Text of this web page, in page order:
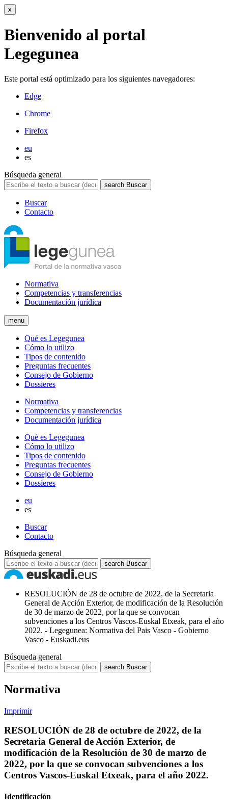
x
Bienvenido al portal
Legegunea
Este portal está optimizado para los siguientes navegadores:
Edge
Chrome
Firefox
eu
es
Búsqueda general
search Buscar
Buscar
Contacto
Normativa
Competencias y transferencias
Documentación jurídica
menu
Qué es Legegunea
Cómo lo utilizo
Tipos de contenido
Preguntas frecuentes
Consejo de Gobierno
Dossieres
Normativa
Competencias y transferencias
Documentación jurídica
Qué es Legegunea
Cómo lo utilizo
Tipos de contenido
Preguntas frecuentes
Consejo de Gobierno
Dossieres
eu
es
Buscar
Contacto
Búsqueda general
search Buscar
RESOLUCIÓN de 28 de octubre de 2022, de la Secretaria
General de Acción Exterior, de modificación de la Resolución
de 30 de marzo de 2022, por la que se convocan
subvenciones a los Centros Vascos-Euskal Etxeak, para el año
2022. - Legegunea: Normativa del Pais Vasco - Gobierno
Vasco - Euskadi.eus
Búsqueda general
search Buscar
Normativa
Imprimir
RESOLUCIÓN de 28 de octubre de 2022, de la
Secretaria General de Acción Exterior, de
modificación de la Resolución de 30 de marzo de
2022, por la que se convocan subvenciones a los
Centros Vascos-Euskal Etxeak, para el año 2022.
Identificación